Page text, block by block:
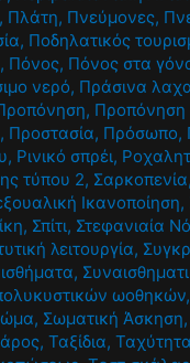
, Πλάτη, Πνεύμονες,
, Ποδηλατικός
, Πόνος, Πόνος στα
νερό, Πράσινα
, Προπόνηση
, Προστασία, Πρόσωπο,
, Ρινικό σπρέι,
τύπου 2, Σαρκοπενία,
Ικανοποίηση,
, Σπίτι, Στεφανιαία
λειτουργία,
,
ωοθηκών,
, Σωματική Άσκηση,
,Ταξίδια,